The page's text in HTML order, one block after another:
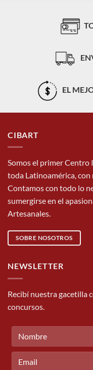
EL
CIBART
Somos el primer Centro
toda Latinoamérica, con
Contamos con todo lo
sumergirse en el
Artesanales.
SOBRE NOSOTROS
NEWSLETTER
Recibí nuestra gacetilla
concursos.